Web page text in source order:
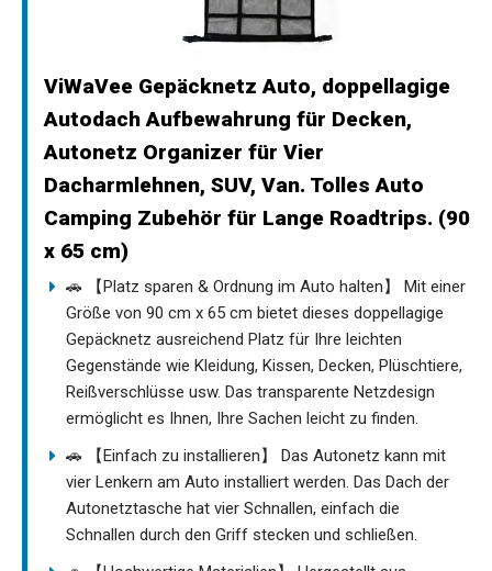
ViWaVee Gepäcknetz Auto, doppellagige
Autodach Aufbewahrung für Decken,
Autonetz Organizer für Vier
Dacharmlehnen, SUV, Van. Tolles Auto
Camping Zubehör für Lange Roadtrips. (90
x 65 cm)
🚗 【Platz sparen & Ordnung im Auto halten】 Mit einer
Größe von 90 cm x 65 cm bietet dieses doppellagige
Gepäcknetz ausreichend Platz für Ihre leichten
Gegenstände wie Kleidung, Kissen, Decken, Plüschtiere,
Reißverschlüsse usw. Das transparente Netzdesign
ermöglicht es Ihnen, Ihre Sachen leicht zu finden.
🚗 【Einfach zu installieren】 Das Autonetz kann mit
vier Lenkern am Auto installiert werden. Das Dach der
Autonetztasche hat vier Schnallen, einfach die
Schnallen durch den Griff stecken und schließen.